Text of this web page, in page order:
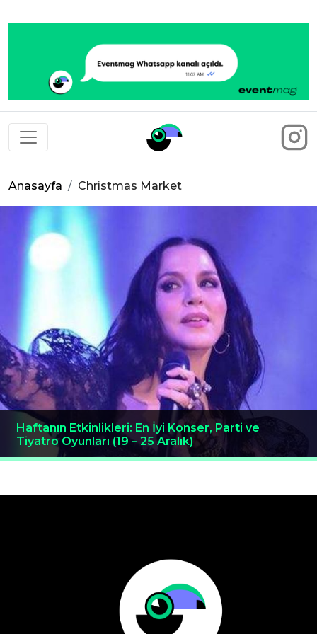
Eventmag
Anasayfa Christmas Market
Haftanın Etkinlikleri: En İyi Konser, Parti ve
Tiyatro Oyunları (19 – 25 Aralık)